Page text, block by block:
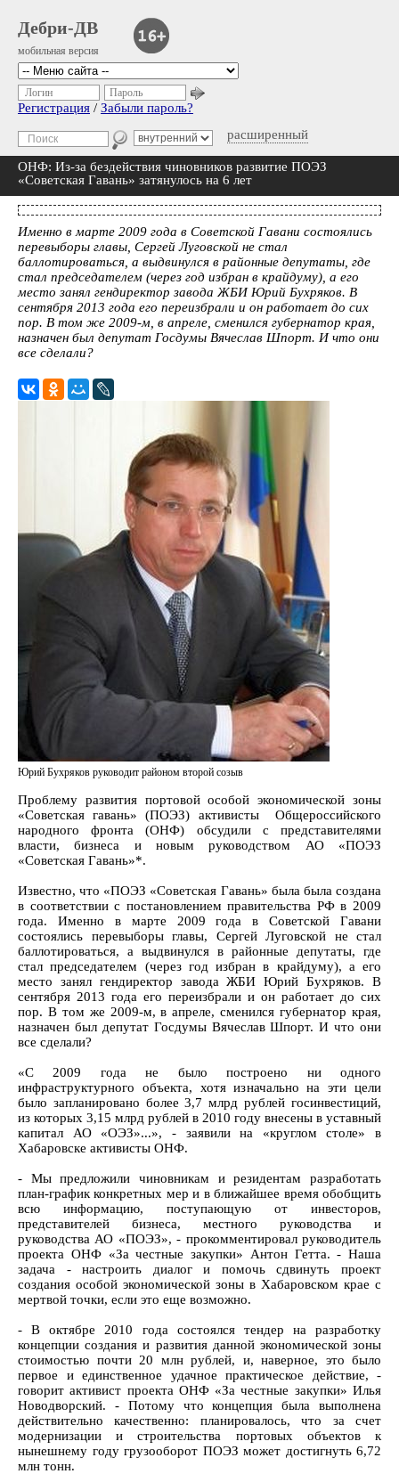
Дебри-ДВ
мобильная версия
расширенный
Логин Пароль
Регистрация / Забыли пароль?
ОНФ: Из-за бездействия чиновников развитие ПОЭЗ
«Советская Гавань» затянулось на 6 лет
Именно в марте 2009 года в Советской Гавани состоялись
перевыборы главы, Сергей Луговской не стал
баллотироваться, а выдвинулся в районные депутаты, где
стал председателем (через год избран в крайдуму), а его
место занял гендиректор завода ЖБИ Юрий Бухряков. В
сентября 2013 года его переизбрали и он работает до сих
пор. В том же 2009-м, в апреле, сменился губернатор края,
назначен был депутат Госдумы Вячеслав Шпорт. И что они
все сделали?
Юрий Бухряков руководит районом второй созыв
Проблему развития портовой особой экономической зоны
«Советская гавань» (ПОЭЗ) активисты Общероссийского
народного фронта (ОНФ) обсудили с представителями
власти, бизнеса и новым руководством АО «ПОЭЗ
«Советская Гавань»*.
Известно, что «ПОЭЗ «Советская Гавань» была была создана
в соответствии с постановлением правительства РФ в 2009
года. Именно в марте 2009 года в Советской Гавани
состоялись перевыборы главы, Сергей Луговской не стал
баллотироваться, а выдвинулся в районные депутаты, где
стал председателем (через год избран в крайдуму), а его
место занял гендиректор завода ЖБИ Юрий Бухряков. В
сентября 2013 года его переизбрали и он работает до сих
пор. В том же 2009-м, в апреле, сменился губернатор края,
назначен был депутат Госдумы Вячеслав Шпорт. И что они
все сделали?
«С 2009 года не было построено ни одного
инфраструктурного объекта, хотя изначально на эти цели
было запланировано более 3,7 млрд рублей госинвестиций,
из которых 3,15 млрд рублей в 2010 году внесены в уставный
капитал АО «ОЭЗ»...», - заявили на «круглом столе» в
Хабаровске активисты ОНФ.
- Мы предложили чиновникам и резидентам разработать
план-график конкретных мер и в ближайшее время обобщить
всю информацию, поступающую от инвесторов,
представителей бизнеса, местного руководства и
руководства АО «ПОЭЗ», - прокомментировал руководитель
проекта ОНФ «За честные закупки» Антон Гетта. - Наша
задача - настроить диалог и помочь сдвинуть проект
создания особой экономической зоны в Хабаровском крае с
мертвой точки, если это еще возможно.
- В октябре 2010 года состоялся тендер на разработку
концепции создания и развития данной экономической зоны
стоимостью почти 20 млн рублей, и, наверное, это было
первое и единственное удачное практическое действие, -
говорит активист проекта ОНФ «За честные закупки» Илья
Новодворский. - Потому что концепция была выполнена
действительно качественно: планировалось, что за счет
модернизации и строительства портовых объектов к
нынешнему году грузооборот ПОЭЗ может достигнуть 6,72
млн тонн.